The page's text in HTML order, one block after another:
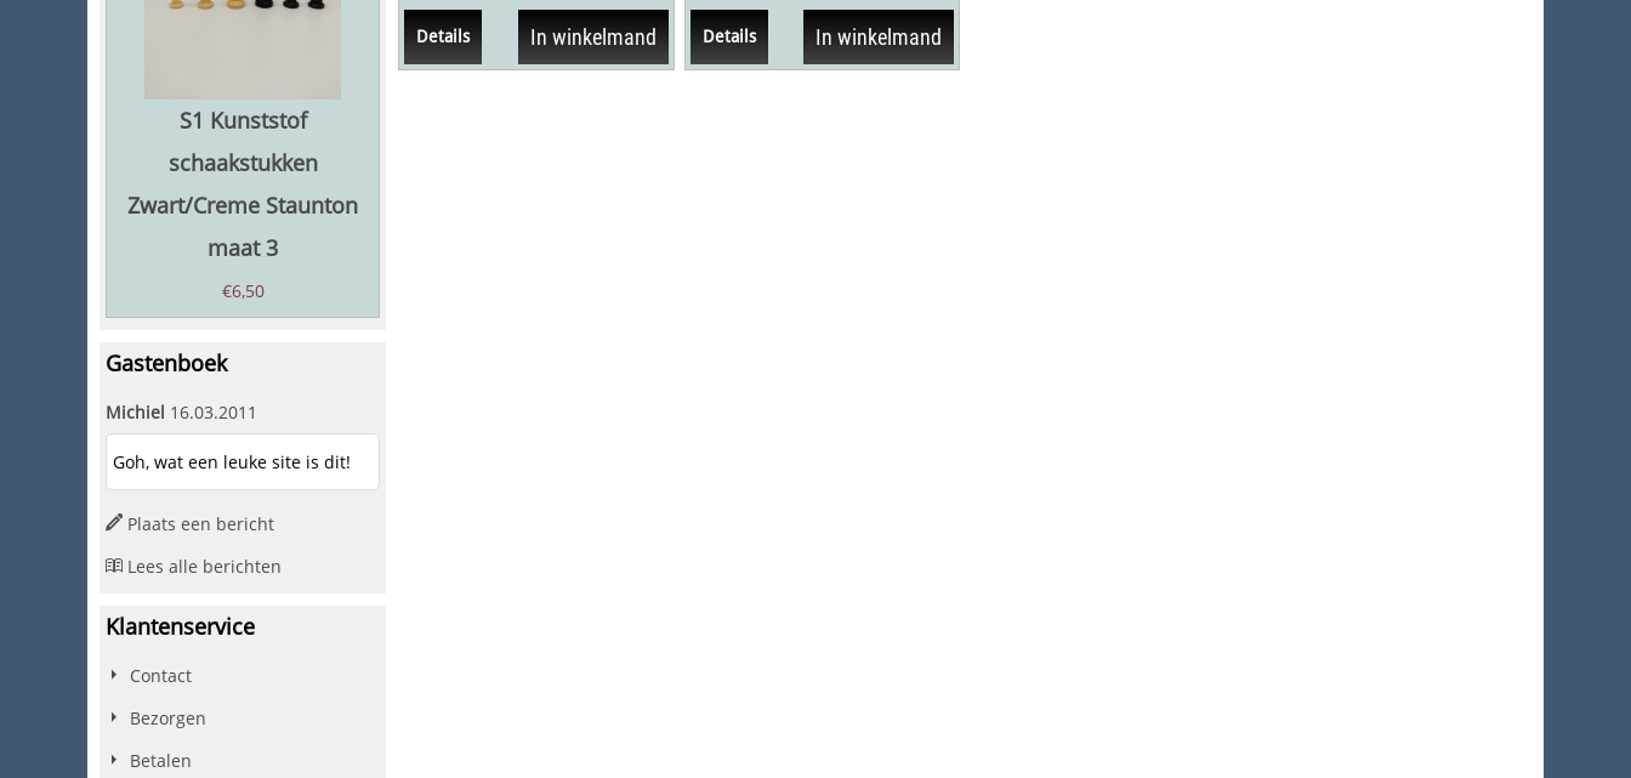
S1 Kunststof
schaakstukken
Zwart/Creme Staunton
maat 3
€6,50
Gastenboek
Michiel 16.03.2011
Goh, wat een leuke site is dit!
Plaats een bericht
Lees alle berichten
Klantenservice
Contact
Bezorgen
Betalen
93 mm, in plastic zakjes.
Details In winkelmand
scholen in Duitsland. Voor...
Details In winkelmand